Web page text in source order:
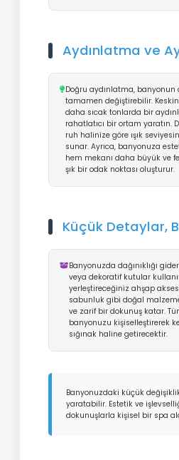
Aydınlatma ve
Doğru aydınlatma, banyonun
tamamen değiştirebilir. Keskin
daha sıcak tonlarda bir
rahatlatıcı bir ortam yaratın.
ruh halinize göre ışık
sunar. Ayrıca, banyonuza
hem mekanı daha büyük ve
şık bir odak noktası oluşturur.
Küçük Detaylar,
Banyonuzda dağınıklığı
veya dekoratif kutular
yerleştireceğiniz ahşap
sabunluk gibi doğal
ve zarif bir dokunuş katar.
banyonuzu kişiselleştirerek
sığınak haline getirecektir.
Banyonuzdaki küçük
yaratabilir. Estetik ve
dokunuşlarla kişisel bir spa